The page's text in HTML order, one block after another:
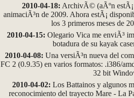
2010-04-18: ArchivÃ© (aÃºn
animaciÃ³n de 2009. Ahora estÃ¡
los 3 primeros meses de
2010-04-15: Olegario Vica me enviÃ³
botadura de su kayak
2010-04-08: Una versiÃ³n nueva del
FC 2 (0.9.35) en varios formatos: .i386/
32 bit
2010-04-02: Los Battainos y algunos
reconocimiento del trayecto Mare - La